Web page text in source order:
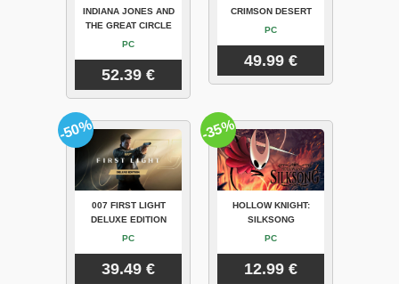
INDIANA JONES AND
THE GREAT CIRCLE
PC
52.39 €
CRIMSON DESERT
PC
49.99 €
007 FIRST LIGHT
DELUXE EDITION
PC
39.49 €
-50%
HOLLOW KNIGHT:
SILKSONG
PC
12.99 €
-35%